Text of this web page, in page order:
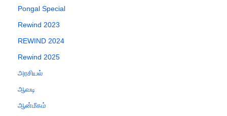
Pongal Special
Rewind 2023
REWIND 2024
Rewind 2025
அரசியல்
ஆவடி
ஆன்மீகம்